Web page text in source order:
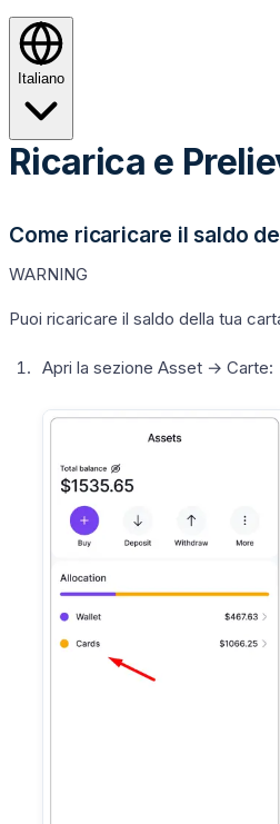
Italiano
Ricarica e
Come ricaricare il saldo
WARNING
Puoi ricaricare il saldo della tua
Apri la sezione Asset → Carte: